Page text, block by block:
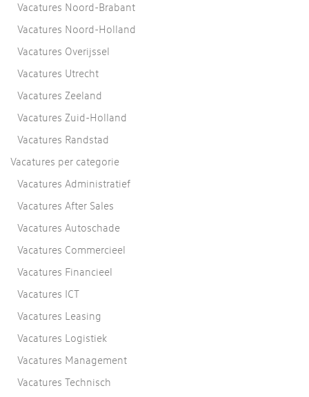
Vacatures Noord-Brabant
Vacatures Noord-Holland
Vacatures Overijssel
Vacatures Utrecht
Vacatures Zeeland
Vacatures Zuid-Holland
Vacatures Randstad
Vacatures per categorie
Vacatures Administratief
Vacatures After Sales
Vacatures Autoschade
Vacatures Commercieel
Vacatures Financieel
Vacatures ICT
Vacatures Leasing
Vacatures Logistiek
Vacatures Management
Vacatures Technisch